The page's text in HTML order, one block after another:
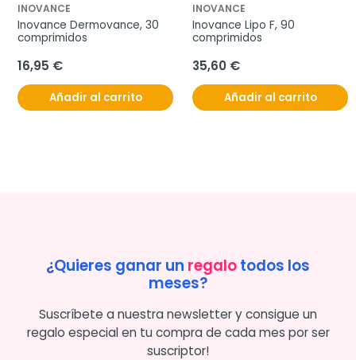
INOVANCE
Inovance Dermovance, 30
comprimidos
16,95 €
Añadir al carrito
INOVANCE
Inovance Lipo F, 90
comprimidos
35,60 €
Añadir al carrito
¿Quieres ganar un regalotodos los
meses?
Suscríbete a nuestra newsletter y consigue un
regalo especial en tu compra de cada mes por ser
suscriptor!